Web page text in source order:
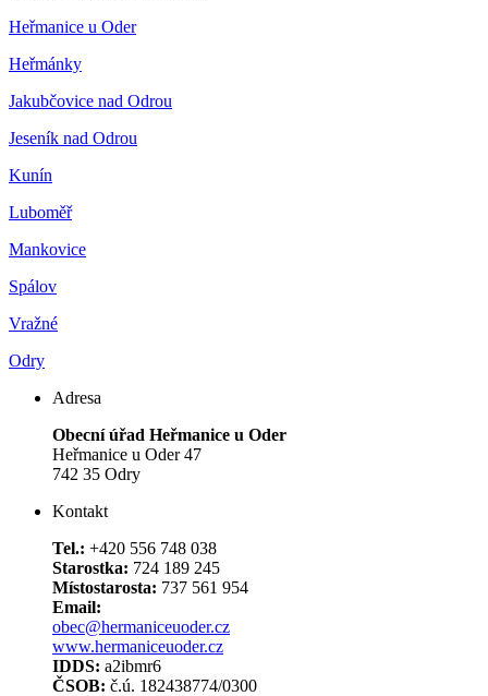
Heřmanice u Oder
Heřmánky
Jakubčovice nad Odrou
Jeseník nad Odrou
Kunín
Luboměř
Mankovice
Spálov
Vražné
Odry
Adresa
Obecní úřad Heřmanice u Oder
Heřmanice u Oder 47
742 35 Odry
Kontakt
Tel.: +420 556 748 038
Starostka: 724 189 245
Místostarosta: 737 561 954
Email:
obec@hermaniceuoder.cz
www.hermaniceuoder.cz
IDDS: a2ibmr6
ČSOB: č.ú. 182438774/0300